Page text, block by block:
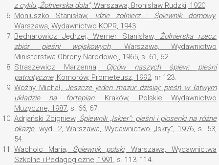
z cyklu „Żołnierska dola”, Warszawa, Bronisław Rudzki, 1920
6. Moniuszko Stanisław, Idzie żołnierz...: Śpiewnik domowy,
Warszawa, Wydawnictwo KOPR, 1943
7. Bednarowicz Jędrzej, Werner Stanisław, Żołnierska rzecz:
zbiór pieśni wojskowych, Warszawa, Wydawnictwo
Ministerstwa Obrony Narodowej, 1965, s. 61, 62.
8. Straszewicz Marzenna, Ojców naszych śpiew: pieśni
patriotyczne, Komorów, Prometeusz, 1992, nr 123.
9. Woźny Michał, Jeszcze jeden mazur dzisiaj: pieśń w łatwym
układzie na fortepian, Kraków, Polskie Wydawnictwo
Muzyczne, 1987, s. 66, 67.
10. Adrjański Zbigniew, Śpiewnik „Iskier”: pieśni i piosenki na różne
okazje, wyd. 2, Warszawa, Wydawnictwo „Iskry”, 1976, s. 53,
54.
11. Wacholc Maria, Śpiewnik polski, Warszawa, Wydawnictwa
Szkolne i Pedagogiczne, 1991 , s. 113, 114.